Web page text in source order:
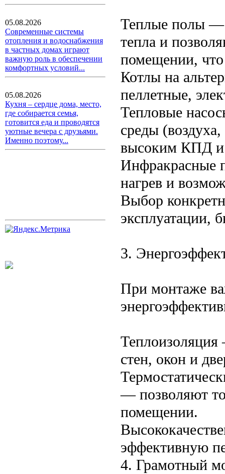
05.08.2026
Современные системы
отопления и водоснабжения
в частных домах играют
важную роль в обеспечении
комфортных условий...
05.08.2026
Кухня – сердце дома, место,
где собирается семья,
готовится еда и проводятся
уютные вечера с друзьями.
Именно поэтому...
Теплые полы —
тепла и
помещении,
Котлы на
пеллетные,
Тепловые
среды
высоким КПД и
Инфракрасные
нагрев и
Выбор
эксплуатации,
3.
При монтаже
стен, окон и
— позволяют
помещении.
эффективную
4. Грамотный